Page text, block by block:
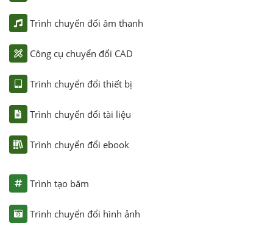
Trình chuyển đổi âm thanh
Công cụ chuyển đổi CAD
Trình chuyển đổi thiết bị
Trình chuyển đổi tài liệu
Trình chuyển đổi ebook
Trình tạo băm
Trình chuyển đổi hình ảnh